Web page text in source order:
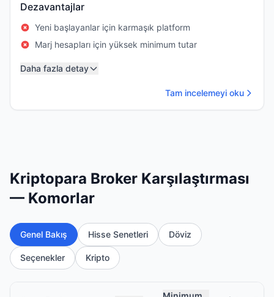
Dezavantajlar
Yeni başlayanlar için karmaşık platform
Marj hesapları için yüksek minimum tutar
Daha fazla detay
Tam incelemeyi oku
Kriptopara Broker Karşılaştırması
— Komorlar
Genel Bakış Hisse Senetleri Döviz
Seçenekler Kripto